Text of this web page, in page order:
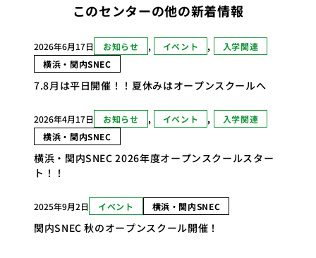
このセンターの他の新着情報
2026年6月17日 お知らせ , イベント ,
入学関連
横浜・関内SNEC
7.8月は平日開催！！夏休みはオープンスクールへ
2026年4月17日 お知らせ , イベント ,
入学関連
横浜・関内SNEC
横浜・関内SNEC 2026年度オープンスクールスター
ト！！
2025年9月2日 イベント 横浜・関内SNEC
関内SNEC 秋のオープンスクール開催！